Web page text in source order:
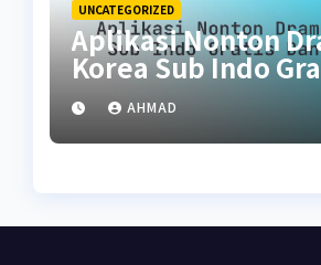
UNCATEGORIZED
Aplikasi Nonton
Korea Sub Indo
LegalAHMAD